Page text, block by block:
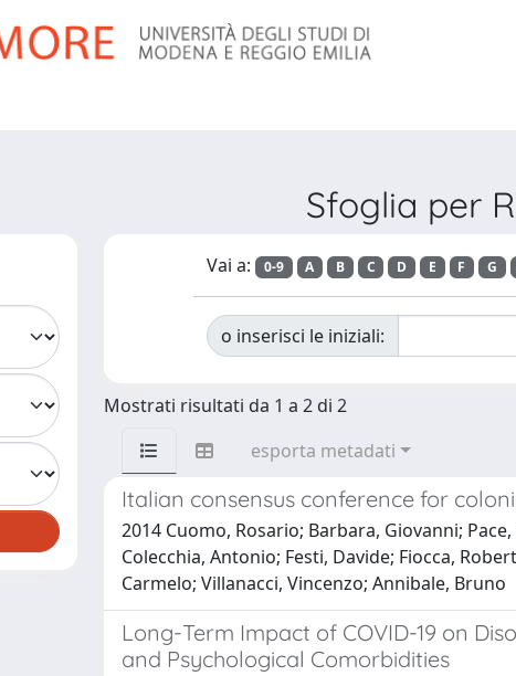
Sfoglia per
Vai a: 0-9 A B C D E F G
o inserisci le iniziali:
Mostrati risultati da 1 a 2 di 2
esporta metadati
Italian consensus conference for
2014 Cuomo, Rosario; Barbara, Giovanni;
Colecchia, Antonio; Festi, Davide; Fiocca,
Carmelo; Villanacci, Vincenzo; Annibale, Bruno
Long-Term Impact of COVID-19 on
and Psychological Comorbidities